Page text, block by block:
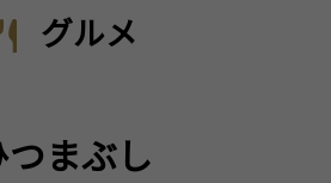
グルメ
つまぶし